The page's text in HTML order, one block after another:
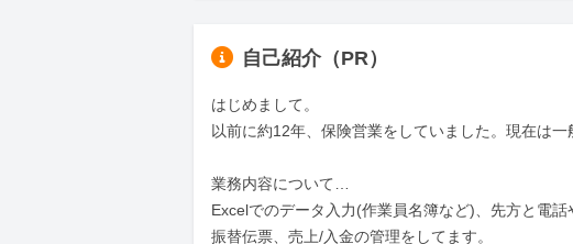
自己紹介（PR）
はじめまして。
以前に約12年、保険営業をしていました。現在は一
業務内容について…
Excelでのデータ入力(作業員名簿など)、先方と電
振替伝票、売上/入金の管理をしてます。